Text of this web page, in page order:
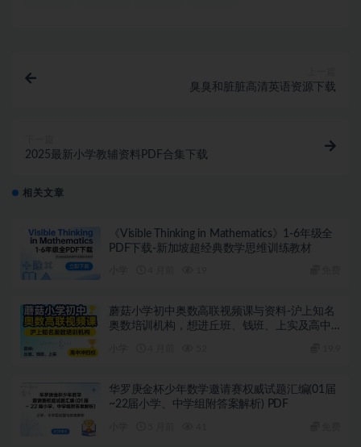
臭臭和脏脏高清英语资源下载
2025最新小学教辅资料PDF合集下载
相关文章
《Visible Thinking in Mathematics》1-6年级全
PDF下载-新加坡超经典数学思维训练教材
蘑菇小学初中奥数高联视频课与资料-沪上知名
奥数培训机构，想进丘班、钱班、上实及高中
华罗庚金杯少年数学邀请赛权威试题汇编(01届
~22届小学、中学组附答案解析) PDF